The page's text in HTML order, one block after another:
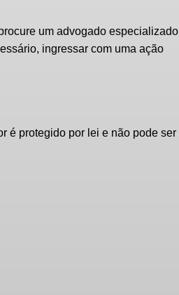
um advogado especializado
ingressar com uma ação
é protegido por lei e não pode ser